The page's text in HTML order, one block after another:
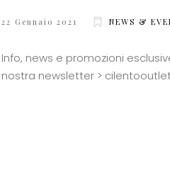
22 Gennaio 2021 NEWS &
Info, news e promozioni
nostra newsletter >